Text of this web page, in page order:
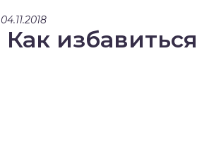
04.11.2018
Как